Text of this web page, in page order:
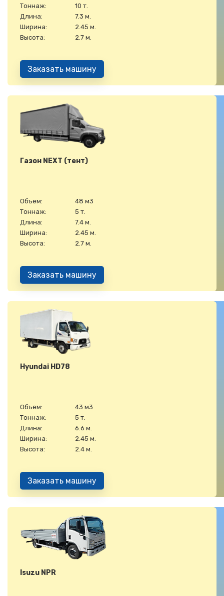
Тоннаж:
10 т.
Длина:
7.3 м.
Ширина:
2.45 м.
Высота:
2.7 м.
Заказать машину
Газон NEXT (тент)
Объем:
48 м3
Тоннаж:
5 т.
Длина:
7.4 м.
Ширина:
2.45 м.
Высота:
2.7 м.
Заказать машину
Hyundai HD78
Объем:
43 м3
Тоннаж:
5 т.
Длина:
6.6 м.
Ширина:
2.45 м.
Высота:
2.4 м.
Заказать машину
Isuzu NPR